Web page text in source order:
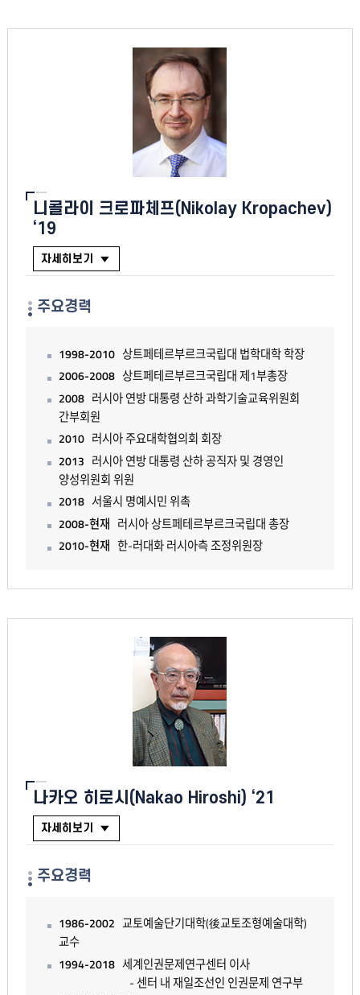
니콜라이 크로파체프(Nikolay Kropachev)
‘19
자세히보기
주요경력
1998-2010 상트페테르부르크국립대 법학대학 학장
2006-2008 상트페테르부르크국립대 제1부총장
2008 러시아 연방 대통령 산하 과학기술교육위원회
간부회원
2010 러시아 주요대학협의회 회장
2013 러시아 연방 대통령 산하 공직자 및 경영인
양성위원회 위원
2018 서울시 명예시민 위촉
2008-현재 러시아 상트페테르부르크국립대 총장
2010-현재 한-러대화 러시아측 조정위원장
나카오 히로시(Nakao Hiroshi) ‘21
자세히보기
주요경력
1986-2002 교토예술단기대학(後교토조형예술대학)
교수
1994-2018 세계인권문제연구센터 이사
- 센터 내 재일조선인 인권문제 연구부